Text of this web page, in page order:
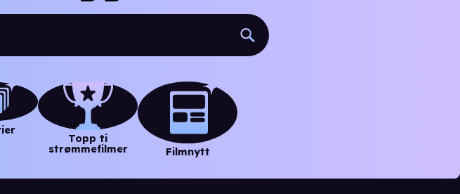
Topp ti
strømmefilmer
Filmnytt